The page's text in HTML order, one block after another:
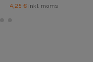
4,25 € inkl. moms